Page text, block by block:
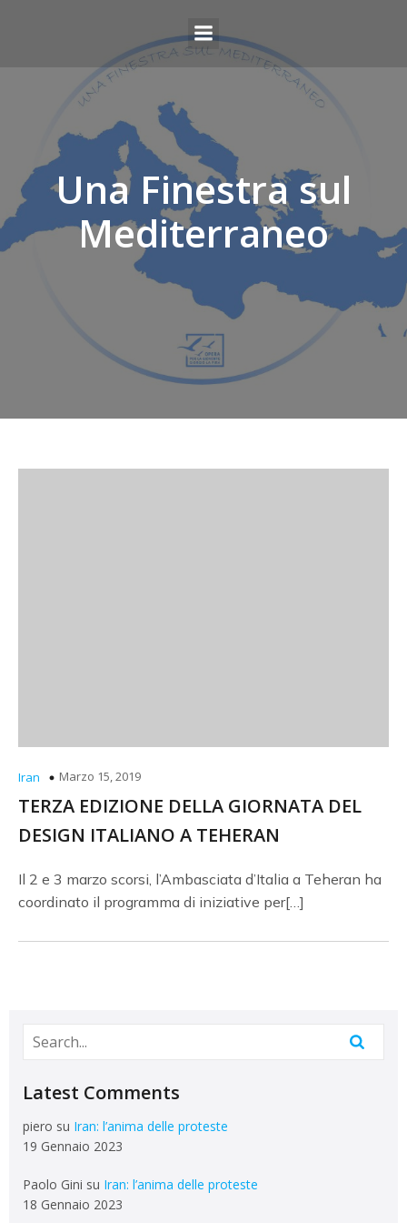
Una Finestra sul
Mediterraneo
Iran Marzo 15, 2019
TERZA EDIZIONE DELLA GIORNATA DEL
DESIGN ITALIANO A TEHERAN
Il 2 e 3 marzo scorsi, l’Ambasciata d’Italia a Teheran ha
coordinato il programma di iniziative per[…]
Latest Comments
piero su Iran: l’anima delle proteste
19 Gennaio 2023
Paolo Gini su Iran: l’anima delle proteste
18 Gennaio 2023